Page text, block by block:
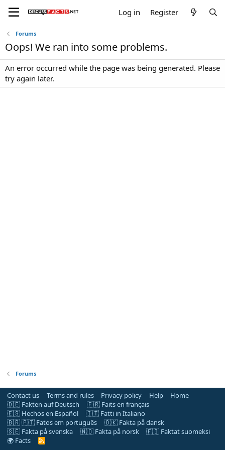
Log in Register
Forums
Oops! We ran into some problems.
An error occurred while the page was being generated. Please
try again later.
Forums
Contact us Terms and rules Privacy policy Help
Home
🇩🇪 Fakten auf Deutsch
🇫🇷 Faits en français
🇪🇸 Hechos en Español
🇮🇹 Fatti in Italiano
🇧🇷 🇵🇹 Fatos em português
🇩🇰 Fakta på dansk
🇸🇪 Fakta på svenska
🇳🇴 Fakta på norsk
🇫🇮 Faktat suomeksi
🌍 Facts
R